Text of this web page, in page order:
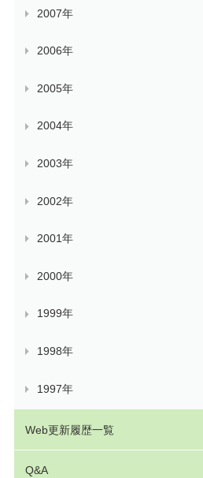
2007年
2006年
2005年
2004年
2003年
2002年
2001年
2000年
1999年
1998年
1997年
Web更新履歴一覧
Q&A